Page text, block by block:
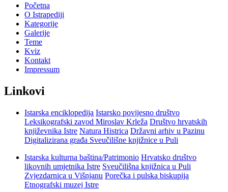
Početna
O Istrapediji
Kategorije
Galerije
Teme
Kviz
Kontakt
Impressum
Linkovi
Istarska enciklopedija Istarsko povijesno društvo
Leksikografski zavod Miroslav Krleža Društvo hrvatskih
književnika Istre Natura Histrica Državni arhiv u Pazinu
Digitalizirana građa Sveučilišne knjižnice u Puli
Istarska kulturna baština/Patrimonio Hrvatsko društvo
likovnih umjetnika Istre Sveučilišna knjižnica u Puli
Zvjezdarnica u Višnjanu Porečka i pulska biskupija
Etnografski muzej Istre